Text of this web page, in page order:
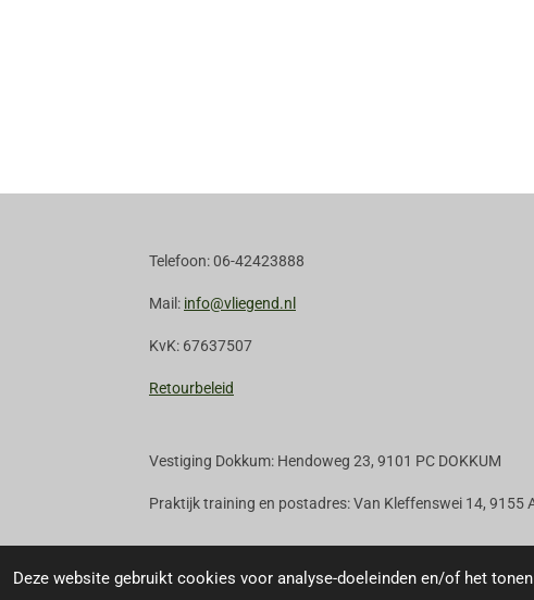
Deze website gebruikt cookies voor analyse-doeleinden en/of het
Telefoon: 06-42423888
Mail: info@vliegend.nl
KvK: 67637507
Retourbeleid
Vestiging Dokkum: Hendoweg 23, 9101 PC DOKKUM
Praktijk training en postadres: Van Kleffenswei 14, 9155
© 2020 - 2026 Vliegend.nl